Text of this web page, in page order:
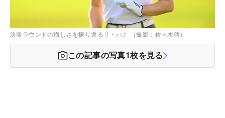
決勝ラウンドの悔しさを振り返るリ・ハナ （撮影：佐々木啓）
この記事の写真1枚を見る